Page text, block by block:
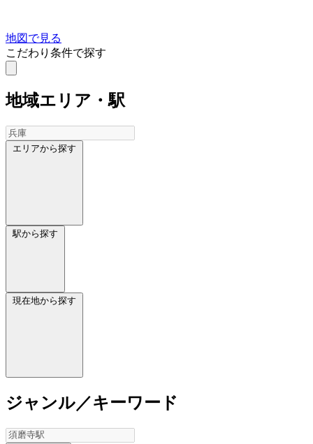
地図で見る
こだわり条件で探す
地域エリア・駅
エリアから探す
駅から探す
現在地から探す
ジャンル／キーワード